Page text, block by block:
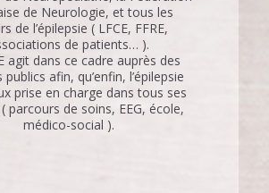
de Neurologie, et tous les
de l’épilepsie ( LFCE, FFRE,
de patients… ).
agit dans ce cadre auprès des
afin, qu’enfin, l’épilepsie
prise en charge dans tous ses
parcours de soins, EEG, école,
médico-social ).